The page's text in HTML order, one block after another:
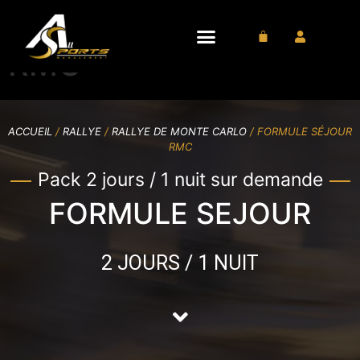
FORMULE SÉJOUR
RMC
ACCUEIL /RALLYE /RALLYE DE MONTE CARLO / FORMULE SÉJOUR
RMC
Pack 2 jours / 1 nuit sur demande
FORMULE SEJOUR
2 JOURS / 1 NUIT